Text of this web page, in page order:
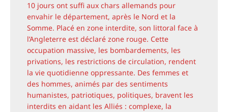
10 jours ont suffi aux chars allemands pour
envahir le département, après le Nord et la
Somme. Placé en zone interdite, son littoral face à
l’Angleterre est déclaré zone rouge. Cette
occupation massive, les bombardements, les
privations, les restrictions de circulation, rendent
la vie quotidienne oppressante. Des femmes et
des hommes, animés par des sentiments
humanistes, patriotiques, politiques, bravent les
interdits en aidant les Alliés : complexe, la